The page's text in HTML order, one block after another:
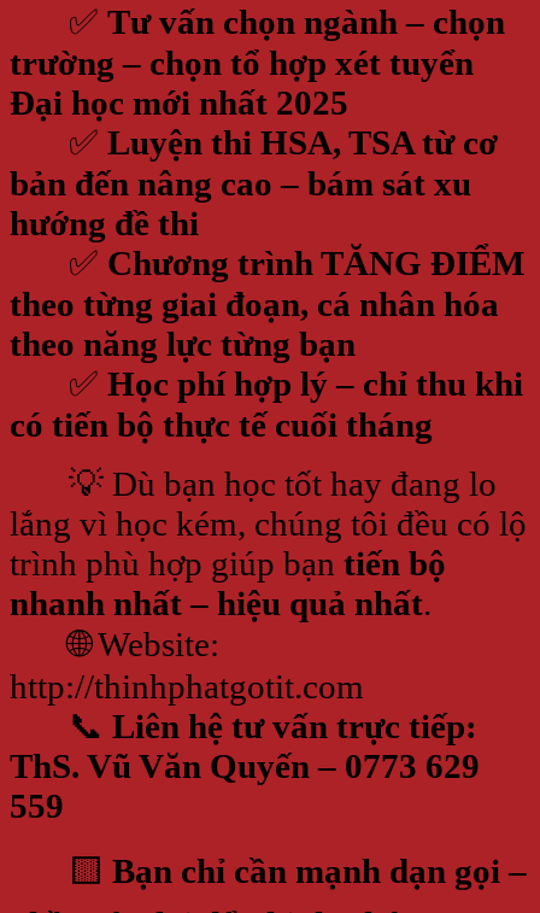
✅ Tư vấn chọn ngành – chọn
trường – chọn tổ hợp xét tuyển
Đại học mới nhất 2025
✅ Luyện thi HSA, TSA từ cơ
bản đến nâng cao – bám sát xu
hướng đề thi
✅ Chương trình TĂNG ĐIỂM
theo từng giai đoạn, cá nhân hóa
theo năng lực từng bạn
✅ Học phí hợp lý – chỉ thu khi
có tiến bộ thực tế cuối tháng
💡 Dù bạn học tốt hay đang lo
lắng vì học kém, chúng tôi đều có lộ
trình phù hợp giúp bạn tiến bộ
nhanh nhất – hiệu quả nhất.
🌐 Website:
http://thinhphatgotit.com
📞 Liên hệ tư vấn trực tiếp:
ThS. Vũ Văn Quyến – 0773 629
559
🟨 Bạn chỉ cần mạnh dạn gọi –